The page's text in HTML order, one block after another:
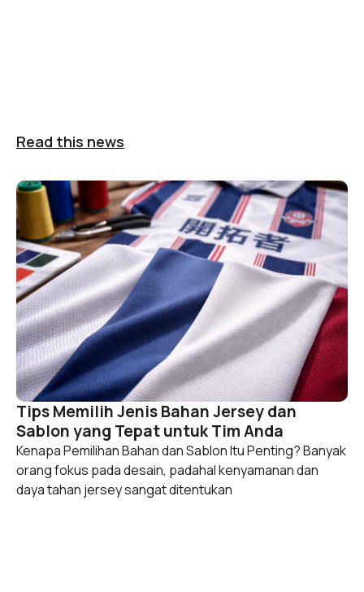
Read this news
Tips Memilih Jenis Bahan Jersey dan
Sablon yang Tepat untuk Tim Anda
Kenapa Pemilihan Bahan dan Sablon Itu Penting? Banyak
orang fokus pada desain, padahal kenyamanan dan
daya tahan jersey sangat ditentukan